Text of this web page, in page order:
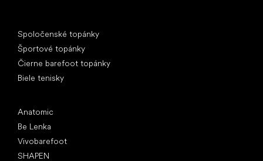
Spoločenské topánky
Športové topánky
Čierne barefoot topánky
Biele tenisky
Anatomic
Be Lenka
Vivobarefoot
SHAPEN